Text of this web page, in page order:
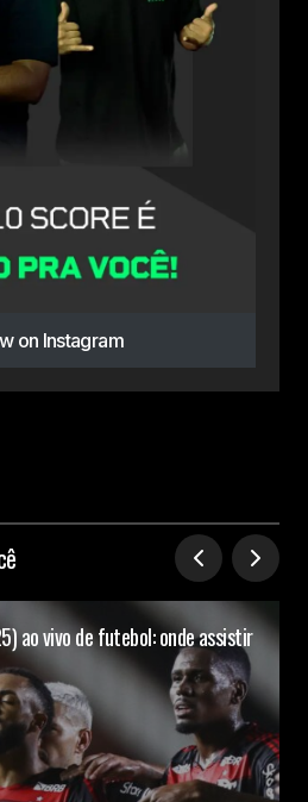
on Instagram
ao vivo de futebol: onde assistir